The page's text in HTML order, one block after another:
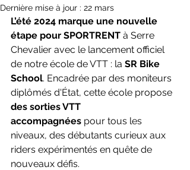
Dernière mise à jour : 22 mars
L’été 2024 marque une nouvelle
étape pour SPORTRENT à Serre
Chevalier avec le lancement officiel
de notre école de VTT : la SR Bike
School. Encadrée par des moniteurs
diplômés d'État, cette école propose
des sorties VTT
accompagnées pour tous les
niveaux, des débutants curieux aux
riders expérimentés en quête de
nouveaux défis.